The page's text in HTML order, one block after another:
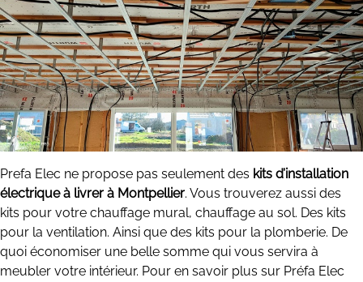
Prefa Elec ne propose pas seulement des kits d’installation
électrique à livrer à Montpellier. Vous trouverez aussi des
kits pour votre chauffage mural, chauffage au sol. Des kits
pour la ventilation. Ainsi que des kits pour la plomberie. De
quoi économiser une belle somme qui vous servira à
meubler votre intérieur. Pour en savoir plus sur Préfa Elec